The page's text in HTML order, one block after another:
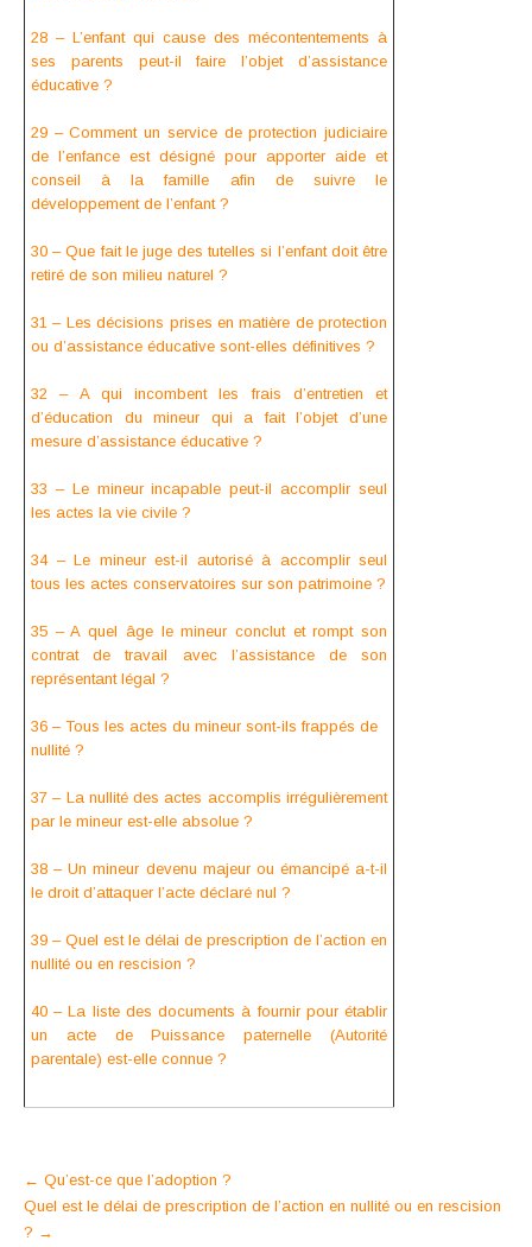
28 – L’enfant qui cause des mécontentements à
ses parents peut-il faire l’objet d’assistance
éducative ?
29 – Comment un service de protection judiciaire
de l’enfance est désigné pour apporter aide et
conseil à la famille afin de suivre le
développement de l’enfant ?
30 – Que fait le juge des tutelles si l’enfant doit être
retiré de son milieu naturel ?
31 – Les décisions prises en matière de protection
ou d’assistance éducative sont-elles définitives ?
32 – A qui incombent les frais d’entretien et
d’éducation du mineur qui a fait l’objet d’une
mesure d’assistance éducative ?
33 – Le mineur incapable peut-il accomplir seul
les actes la vie civile ?
34 – Le mineur est-il autorisé à accomplir seul
tous les actes conservatoires sur son patrimoine ?
35 – A quel âge le mineur conclut et rompt son
contrat de travail avec l’assistance de son
représentant légal ?
36 – Tous les actes du mineur sont-ils frappés de
nullité ?
37 – La nullité des actes accomplis irrégulièrement
par le mineur est-elle absolue ?
38 – Un mineur devenu majeur ou émancipé a-t-il
le droit d’attaquer l’acte déclaré nul ?
39 – Quel est le délai de prescription de l’action en
nullité ou en rescision ?
40 – La liste des documents à fournir pour établir
un acte de Puissance paternelle (Autorité
parentale) est-elle connue ?
Post
navigation
← Qu’est-ce que l’adoption ?
Quel est le délai de prescription de l’action en nullité ou en rescision
? →